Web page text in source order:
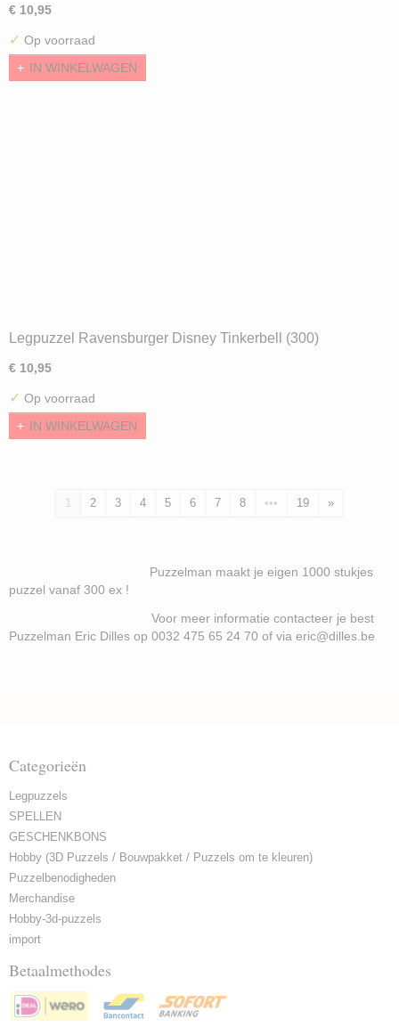
€ 10,95
✓ Op voorraad
IN WINKELWAGEN
Legpuzzel Ravensburger Disney Tinkerbell (300)
€ 10,95
✓ Op voorraad
IN WINKELWAGEN
1 2 3 4 5 6 7 8 ••• 19 »
Puzzelman maakt je eigen 1000 stukjes
puzzel vanaf 300 ex !
Voor meer informatie contacteer je best
Puzzelman Eric Dilles op 0032 475 65 24 70 of via eric@dilles.be
Categorieën
Legpuzzels
SPELLEN
GESCHENKBONS
Hobby (3D Puzzels / Bouwpakket / Puzzels om te kleuren)
Puzzelbenodigheden
Merchandise
Hobby-3d-puzzels
import
Betaalmethodes